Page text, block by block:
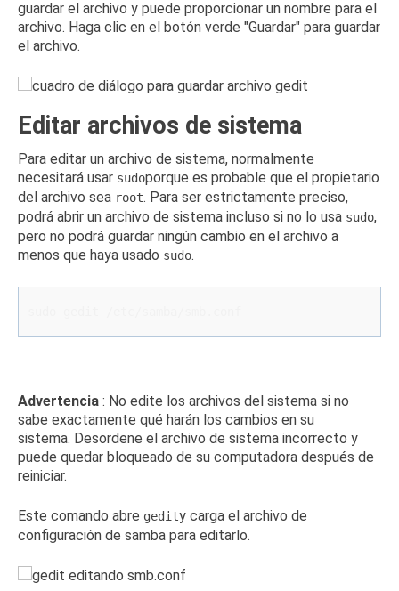
guardar el archivo y puede proporcionar un nombre para el
archivo. Haga clic en el botón verde "Guardar" para guardar
el archivo.
Editar archivos de sistema
Para editar un archivo de sistema, normalmente
necesitará usar sudoporque es probable que el propietario
del archivo sea root. Para ser estrictamente preciso,
podrá abrir un archivo de sistema incluso si no lo usa sudo,
pero no podrá guardar ningún cambio en el archivo a
menos que haya usado sudo.
Advertencia : No edite los archivos del sistema si no
sabe exactamente qué harán los cambios en su
sistema. Desordene el archivo de sistema incorrecto y
puede quedar bloqueado de su computadora después de
reiniciar.
Este comando abre gedity carga el archivo de
configuración de samba para editarlo.